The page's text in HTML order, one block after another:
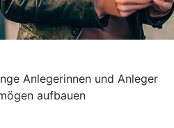
Anlegerinnen und Anleger
aufbauen